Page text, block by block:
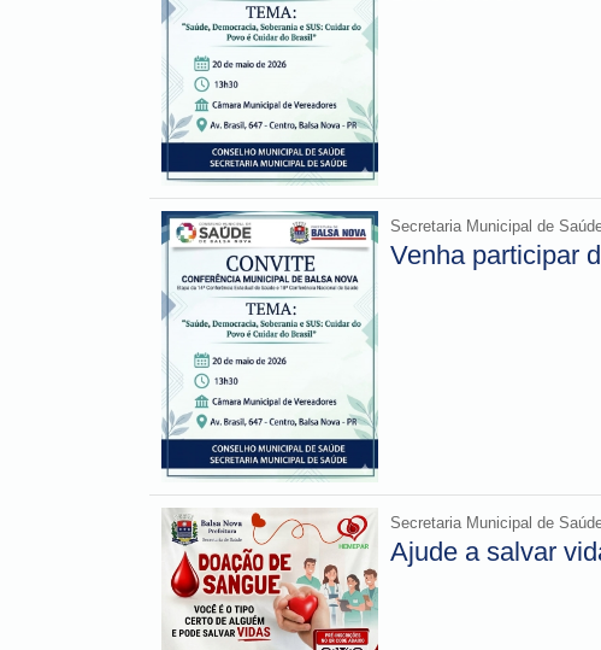
Secretaria Municipal de
Venha participar
Secretaria Municipal de
Ajude a salvar